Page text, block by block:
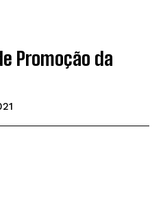
Promoção da